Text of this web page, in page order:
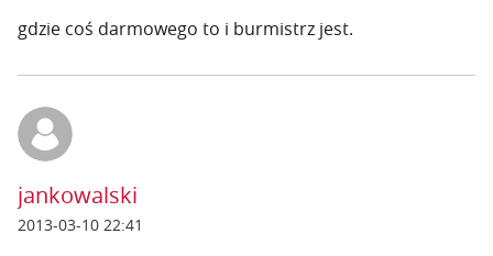
gdzie coś darmowego to i burmistrz jest.
jankowalski
2013-03-10 22:41